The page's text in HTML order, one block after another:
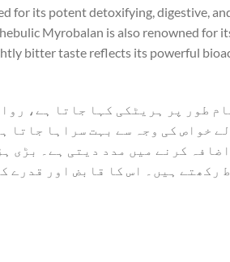
for its potent detoxifying, digestive,
Myrobalan is also renowned for
bitter taste reflects its powerful
طور پر ہریٹکی کہا جاتا ہے،
خواص کی وجہ سے بہت سراہا جاتا
کرنے میں مدد دیتی ہے۔ بڑی
رکھتے ہیں۔ اس کا قابض اور قدرے